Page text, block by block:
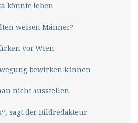
könnte leben
weisen Männer?
vor Wien
bewirken können
nicht ausstellen
sagt der Bildredakteur